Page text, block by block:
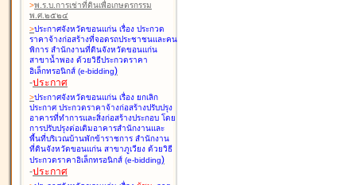
>พ.ร.บ.การเช่าที่ดินเพื่อเกษตรกรรม
พ.ศ.๒๕๒๔
>ประกาศจังหวัดขอนแก่น เรื่อง ประกวด
ราคาจ้างก่อสร้างที่จอดรถประชาชนและคน
พิการ สำนักงานที่ดินจังหวัดขอนแก่น
สาขาน้ำพอง ด้วยวิธีประกวดราคา
อิเล็กทรอนิกส์ (e-bidding)
-ประกาศ
>ประกาศจังหวัดขอนแก่น เรื่อง ยกเลิก
ประกาศ ประกวดราคาจ้างก่อสร้างปรับปรุง
อาคารที่ทำการและสิ่งก่อสร้างประกอบ โดย
การปรับปรุงต่อเติมอาคารสำนักงานและ
พื้นที่บริเวณบ้านพักข้าราชการ สำนักงาน
ที่ดินจังหวัดขอนแก่น สาขาภูเวียง ด้วยวิธี
ประกวดราคาอิเล็กทรอนิกส์ (e-bidding)
-ประกาศ